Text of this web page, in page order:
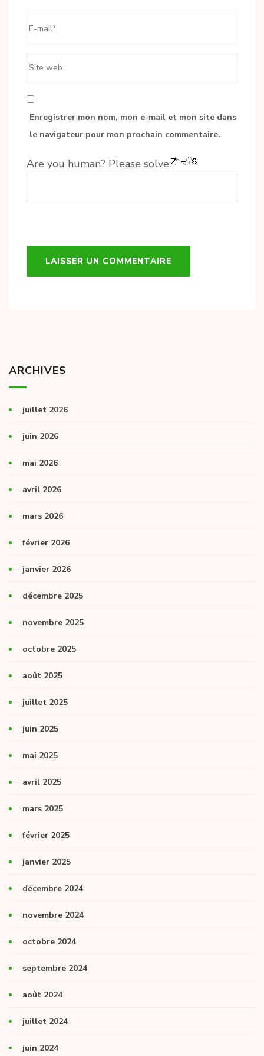
web
Enregistrer mon nom, mon e-mail et mon site dans
le navigateur pour mon prochain commentaire.
Are you human? Please solve:
ARCHIVES
juillet 2026
juin 2026
mai 2026
avril 2026
mars 2026
février 2026
janvier 2026
décembre 2025
novembre 2025
octobre 2025
août 2025
juillet 2025
juin 2025
mai 2025
avril 2025
mars 2025
février 2025
janvier 2025
décembre 2024
novembre 2024
octobre 2024
septembre 2024
août 2024
juillet 2024
juin 2024